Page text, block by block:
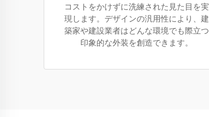
コストをかけずに洗練された見た目を実
現します。デザインの汎用性により、建
築家や建設業者はどんな環境でも際立つ
印象的な外装を創造できます。